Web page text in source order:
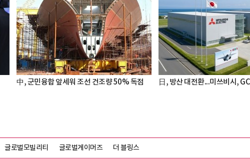
中, 군민융합 앞세워 조선 건조량 50% 독점 日, 방산 대전환...미쓰비시,
글로벌모빌리티 글로벌게이머즈 더 블링스